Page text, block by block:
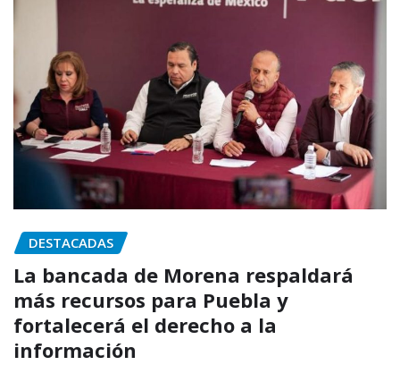
DESTACADAS
La bancada de Morena respaldará
más recursos para Puebla y
fortalecerá el derecho a la
información